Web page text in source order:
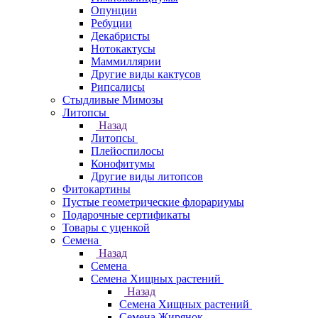
Опунции
Ребуции
Декабристы
Нотокактусы
Маммиллярии
Другие виды кактусов
Рипсалисы
Стыдливые Мимозы
Литопсы
Назад
Литопсы
Плейоспилосы
Конофитумы
Другие виды литопсов
Фитокартины
Пустые геометрические флорариумы
Подарочные сертификаты
Товары с уценкой
Семена
Назад
Семена
Семена Хищных растений
Назад
Семена Хищных растений